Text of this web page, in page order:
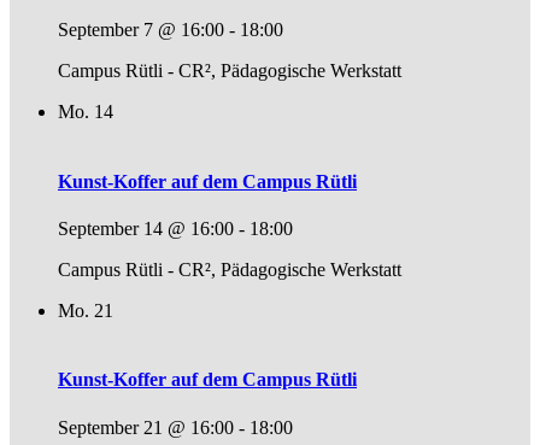
September 7 @ 16:00 - 18:00
Campus Rütli - CR², Pädagogische Werkstatt
Mo. 14
Kunst-Koffer auf dem Campus Rütli
September 14 @ 16:00 - 18:00
Campus Rütli - CR², Pädagogische Werkstatt
Mo. 21
Kunst-Koffer auf dem Campus Rütli
September 21 @ 16:00 - 18:00